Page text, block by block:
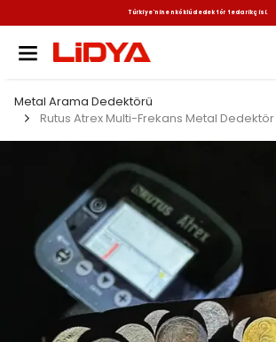
Türkiye'nin en köklü dedektör tedarikçisi.
Metal Arama Dedektörü
Rutus Atrex Multi-Frekans Metal Dedektör